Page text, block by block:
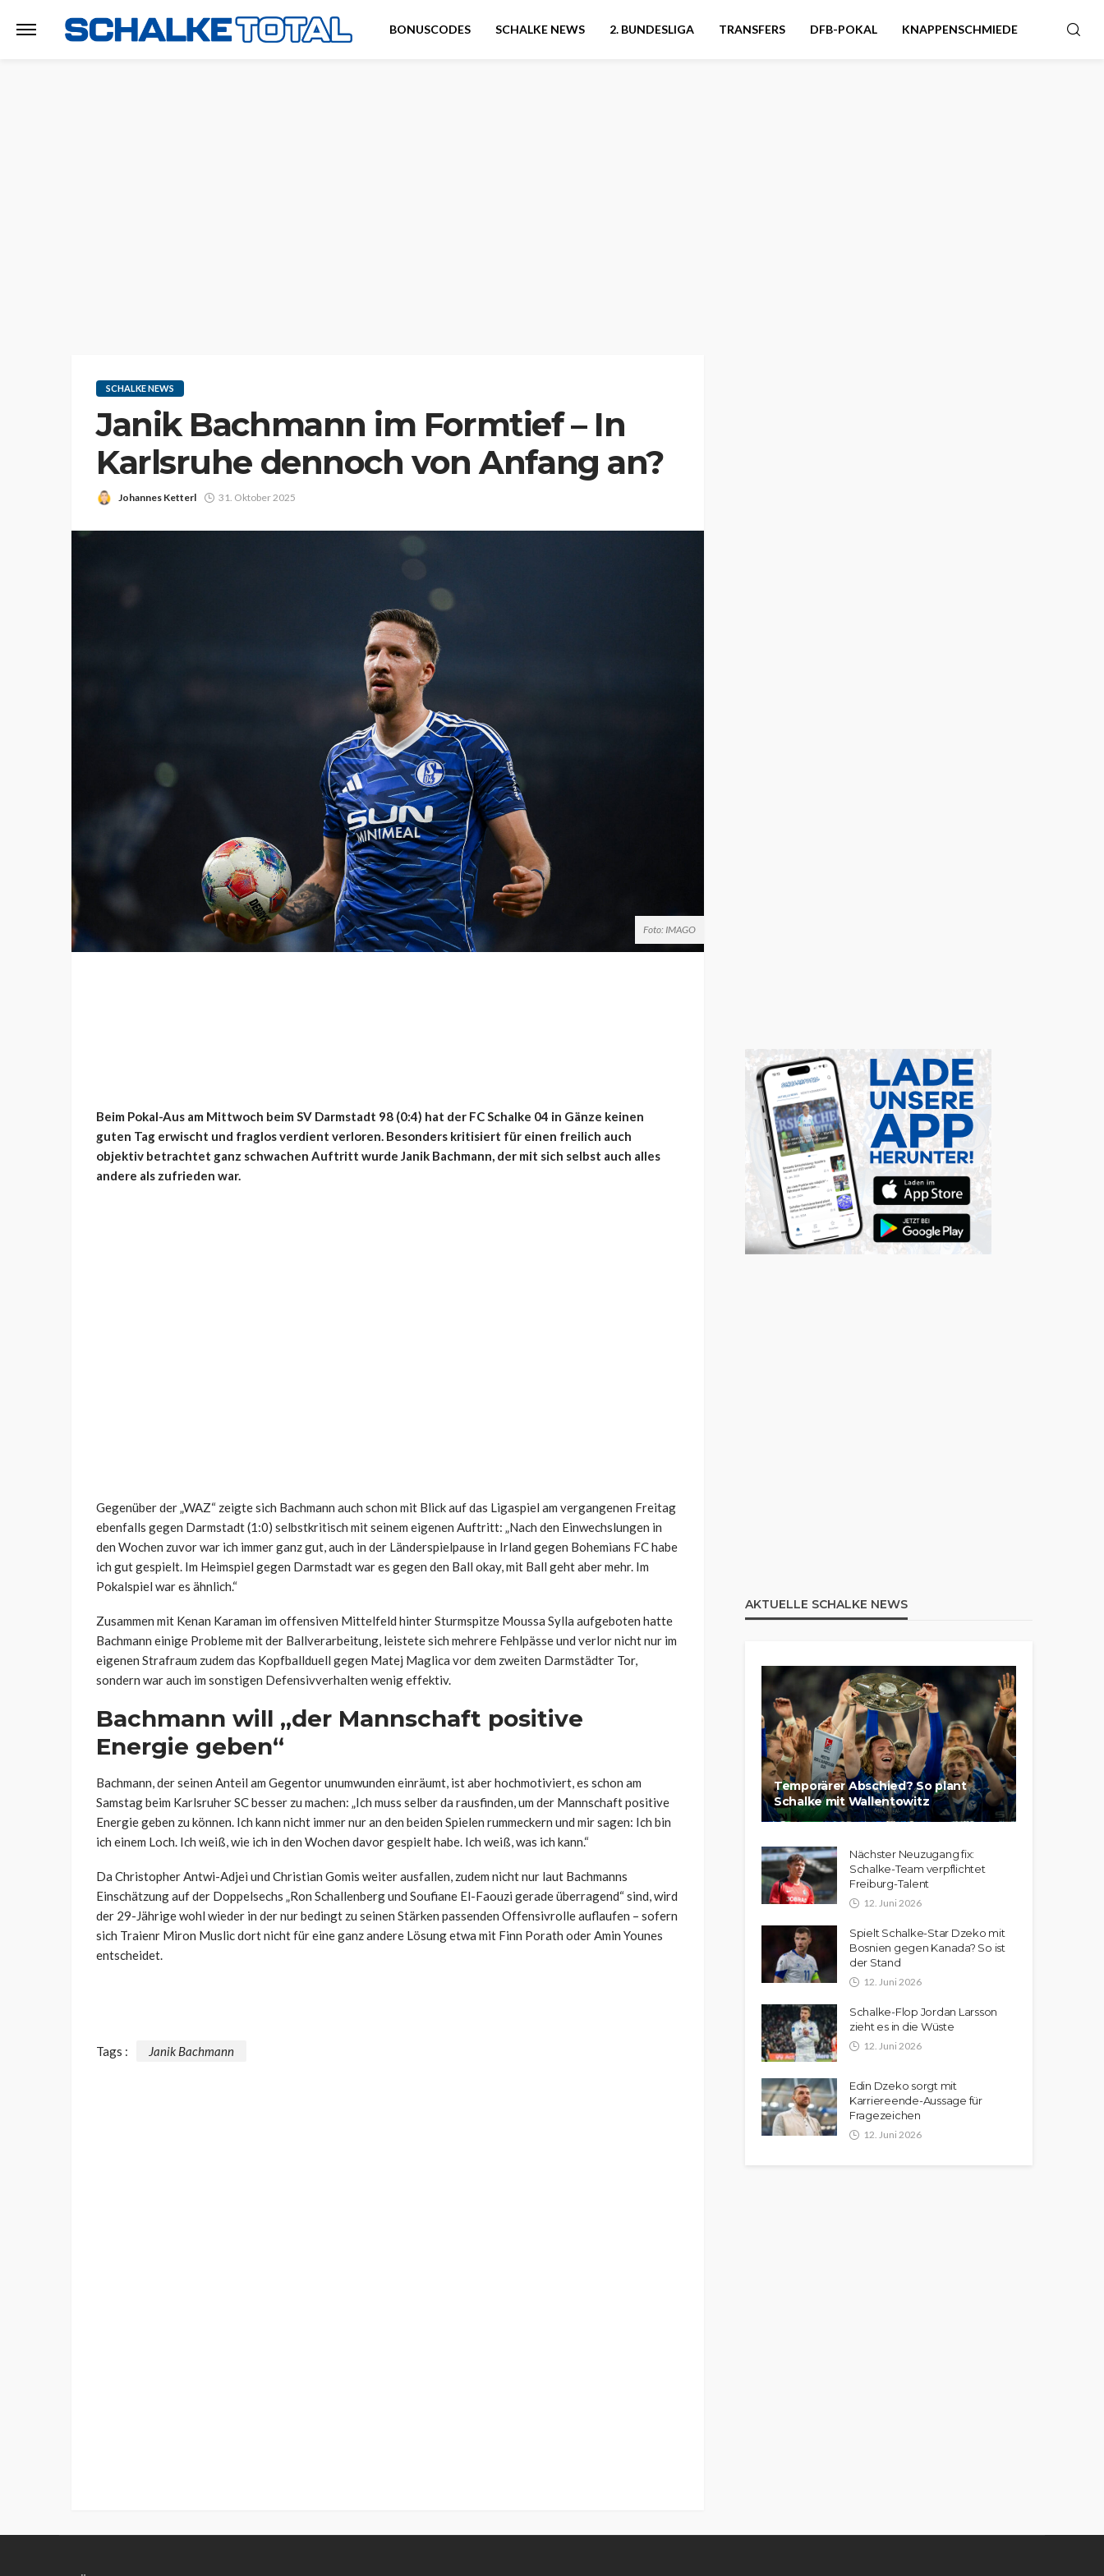
BONUSCODES SCHALKE NEWS 2. BUNDESLIGA TRANSFERS DFB-POKAL KNAPPENSCHMIEDE
SCHALKE NEWS
Janik Bachmann im Formtief – In
Karlsruhe dennoch von Anfang an?
Johannes Ketterl 31. Oktober 2025
Foto: IMAGO
Beim Pokal-Aus am Mittwoch beim SV Darmstadt 98 (0:4) hat der FC Schalke 04 in Gänze keinen
guten Tag erwischt und fraglos verdient verloren. Besonders kritisiert für einen freilich auch
objektiv betrachtet ganz schwachen Auftritt wurde Janik Bachmann, der mit sich selbst auch alles
andere als zufrieden war.
Gegenüber der „WAZ“ zeigte sich Bachmann auch schon mit Blick auf das Ligaspiel am vergangenen Freitag
ebenfalls gegen Darmstadt (1:0) selbstkritisch mit seinem eigenen Auftritt: „Nach den Einwechslungen in
den Wochen zuvor war ich immer ganz gut, auch in der Länderspielpause in Irland gegen Bohemians FC habe
ich gut gespielt. Im Heimspiel gegen Darmstadt war es gegen den Ball okay, mit Ball geht aber mehr. Im
Pokalspiel war es ähnlich.“
Zusammen mit Kenan Karaman im offensiven Mittelfeld hinter Sturmspitze Moussa Sylla aufgeboten hatte
Bachmann einige Probleme mit der Ballverarbeitung, leistete sich mehrere Fehlpässe und verlor nicht nur im
eigenen Strafraum zudem das Kopfballduell gegen Matej Maglica vor dem zweiten Darmstädter Tor,
sondern war auch im sonstigen Defensivverhalten wenig effektiv.
Bachmann will „der Mannschaft positive
Energie geben“
Bachmann, der seinen Anteil am Gegentor unumwunden einräumt, ist aber hochmotiviert, es schon am
Samstag beim Karlsruher SC besser zu machen: „Ich muss selber da rausfinden, um der Mannschaft positive
Energie geben zu können. Ich kann nicht immer nur an den beiden Spielen rummeckern und mir sagen: Ich bin
ich einem Loch. Ich weiß, wie ich in den Wochen davor gespielt habe. Ich weiß, was ich kann.“
Da Christopher Antwi-Adjei und Christian Gomis weiter ausfallen, zudem nicht nur laut Bachmanns
Einschätzung auf der Doppelsechs „Ron Schallenberg und Soufiane El-Faouzi gerade überragend“ sind, wird
der 29-Jährige wohl wieder in der nur bedingt zu seinen Stärken passenden Offensivrolle auflaufen – sofern
sich Traienr Miron Muslic dort nicht für eine ganz andere Lösung etwa mit Finn Porath oder Amin Younes
entscheidet.
Tags : Janik Bachmann
AKTUELLE SCHALKE NEWS
Temporärer Abschied? So plant
Schalke mit Wallentowitz
Nächster Neuzugang fix:
Schalke-Team verpflichtet
Freiburg-Talent
12. Juni 2026
Spielt Schalke-Star Dzeko mit
Bosnien gegen Kanada? So ist
der Stand
12. Juni 2026
Schalke-Flop Jordan Larsson
zieht es in die Wüste
12. Juni 2026
Edin Dzeko sorgt mit
Karriereende-Aussage für
Fragezeichen
12. Juni 2026